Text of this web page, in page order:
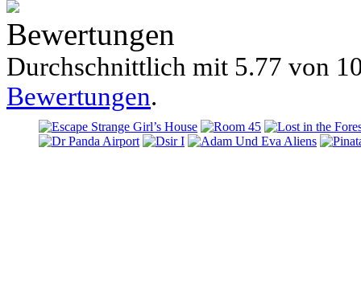
Bewertungen
Durchschnittlich mit 5.77 von
Bewertungen.